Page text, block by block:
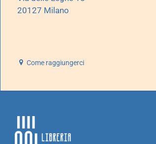
20127 Milano
Come raggiungerci